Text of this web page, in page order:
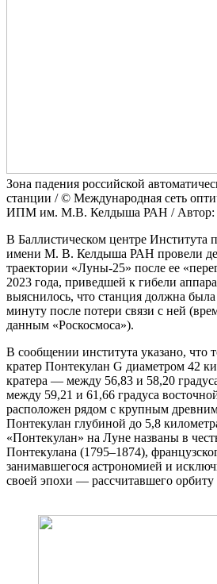
Зона падения российской
станции / © Международная сеть
ИПМ им. М.В. Келдыша РАН / Автор:
В Баллистическом центре Института
имени М. В. Келдыша РАН провели
траектории «Луны-25» после ее
2023 года, приведшей к гибели
выяснилось, что станция должна была
минуту после потери связи с ней
данным «Роскосмоса»).
В сообщении института указано, что
кратер Понтекулан G диаметром 42
кратера — между 56,83 и 58,20
между 59,21 и 61,66 градуса
расположен рядом с крупным
Понтекулан глубиной до 5,8
«Понтекулан» на Луне названы в
Понтекулана (1795–1874),
занимавшегося астрономией и
своей эпохи — рассчитавшего орбиту